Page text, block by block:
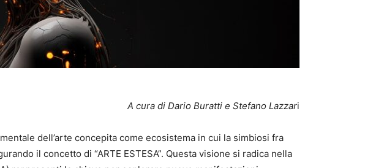
A cura di Dario Buratti e Stefano Lazzari
dell’arte concepita come ecosistema in cui la simbiosi fra
il concetto di “ARTE ESTESA”. Questa visione si radica nella